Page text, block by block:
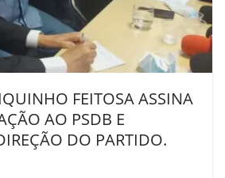
FEITOSA ASSINA
AO PSDB E
DO PARTIDO.